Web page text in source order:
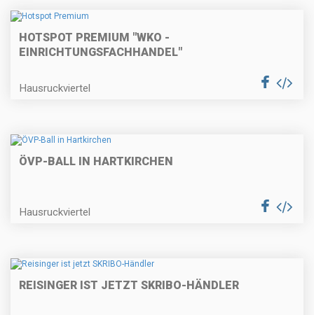
HOTSPOT PREMIUM "WKO -
EINRICHTUNGSFACHHANDEL"
Hausruckviertel
ÖVP-BALL IN HARTKIRCHEN
Hausruckviertel
REISINGER IST JETZT SKRIBO-HÄNDLER